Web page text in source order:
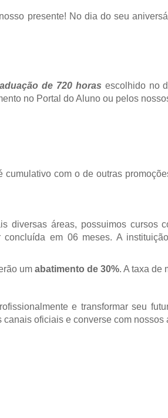
presente! No dia do seu
de 720 horas escolhido no
no Portal do Aluno ou pelos
com o de outras
diversas áreas, possuimos cursos
em 06 meses. A
um abatimento de 30%. A taxa de
e transformar seu
canais oficiais e converse com